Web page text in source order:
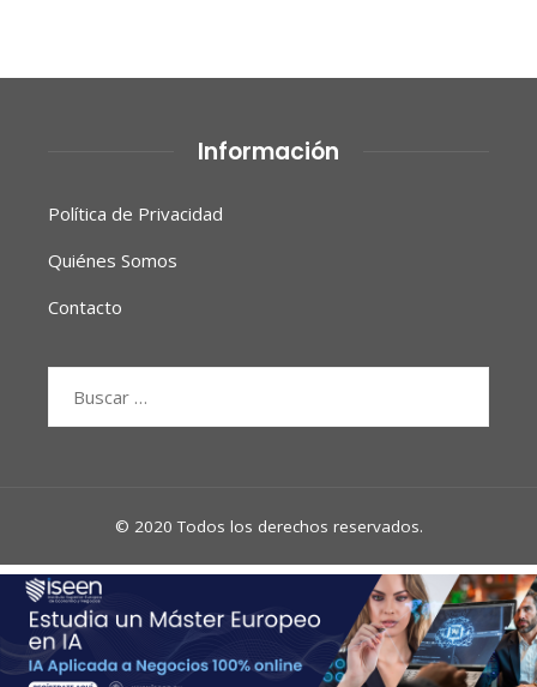
Información
Política de Privacidad
Quiénes Somos
Contacto
© 2020 Todos los derechos reservados.